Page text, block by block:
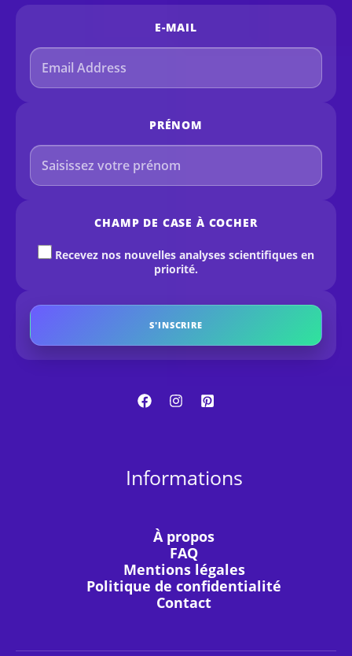
E-MAIL
PRÉNOM
CHAMP DE CASE À COCHER
Recevez nos nouvelles analyses scientifiques en
priorité.
S'INSCRIRE
Informations
À propos
FAQ
Mentions légales
Politique de confidentialité
Contact